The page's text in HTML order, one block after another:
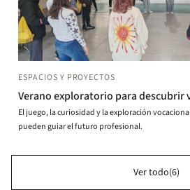
ESPACIOS Y PROYECTOS
Verano exploratorio para descubrir
El juego, la curiosidad y la exploración
pueden guiar el futuro profesional.
Ver todo(6)